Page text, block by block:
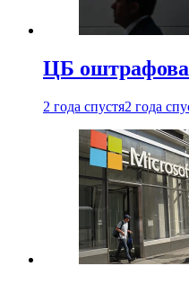
ЦБ
2 года спустя2 года